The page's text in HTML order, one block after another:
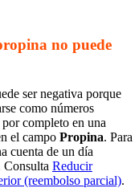
no puede
ser negativa porque
como números
completo en una
el campo Propina. Para
cuenta de un día
Consulta Reducir
(reembolso parcial).